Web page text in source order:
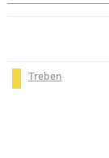
Treben